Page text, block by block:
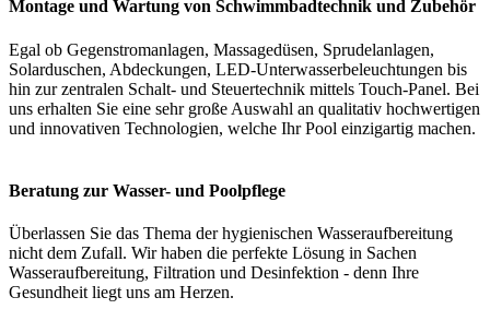
Montage und Wartung von Schwimmbadtechnik und Zubehör
Egal ob Gegenstromanlagen, Massagedüsen, Sprudelanlagen,
Solarduschen, Abdeckungen, LED-Unterwasserbeleuchtungen bis
hin zur zentralen Schalt- und Steuertechnik mittels Touch-Panel. Bei
uns erhalten Sie eine sehr große Auswahl an qualitativ hochwertigen
und innovativen Technologien, welche Ihr Pool einzigartig machen.
Beratung zur Wasser- und Poolpflege
Überlassen Sie das Thema der hygienischen Wasseraufbereitung
nicht dem Zufall. Wir haben die perfekte Lösung in Sachen
Wasseraufbereitung, Filtration und Desinfektion - denn Ihre
Gesundheit liegt uns am Herzen.